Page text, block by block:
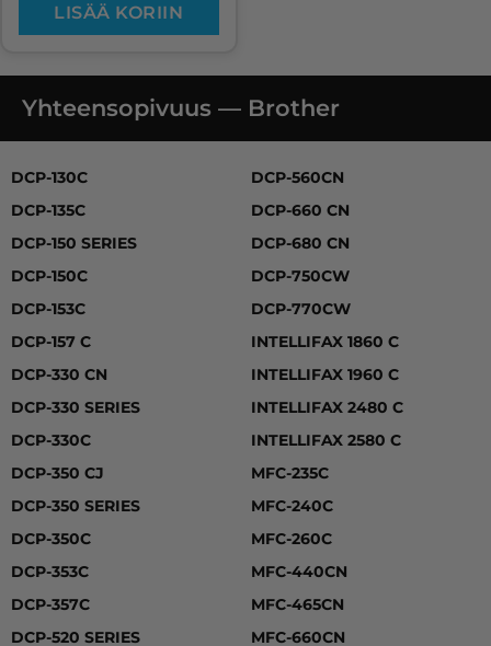
LISÄÄ KORIIN
Yhteensopivuus — Brother
DCP-130C
DCP-135C
DCP-150 SERIES
DCP-150C
DCP-153C
DCP-157 C
DCP-330 CN
DCP-330 SERIES
DCP-330C
DCP-350 CJ
DCP-350 SERIES
DCP-350C
DCP-353C
DCP-357C
DCP-520 SERIES
DCP-560CN
DCP-660 CN
DCP-680 CN
DCP-750CW
DCP-770CW
INTELLIFAX 1860 C
INTELLIFAX 1960 C
INTELLIFAX 2480 C
INTELLIFAX 2580 C
MFC-235C
MFC-240C
MFC-260C
MFC-440CN
MFC-465CN
MFC-660CN